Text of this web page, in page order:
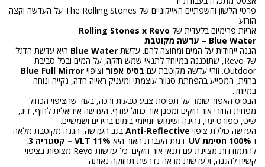
פרטי הלשון והשפתיים האייקוניים של The Rolling Stones על העדשה וקצה
הזרוע
אריזת פרימיום בלעדית של Rolling Stones x Revo
Blue Water – עדשה מקוטבת
הגנה ייחודית על המים ומחוצה להם. עדשת Blue Water היא עדשת הדגל
של Revo, שתוכננה במיוחד לתנאי שמש חזקה, על המים ובכל סביבת
Outdoor. זוהי עדשה מקוטבת עם
בסיס אפור וציפוי Blue Full Mirror
בחזית, המסייע בהפחתת סנוור עוצמתי ומעניק ראייה חדה, נקייה ונוחה
במיוחד.
הבסיס האפור שומר על תפיסת צבע טבעית ורכה, בעוד שהציפוי הכחול
מפחית החזרי אור חזקים ומסנן אור כחול עודף. העדשה אידיאלית לחוף, דיג,
שיט, ספורט ימי, נהיגה ושימוש יומיומי בימים בהירים ושמשיים.
העדשה כוללת ציפוי Anti-Reflective בגב העדשה, הגנה מקוטבת מלאה
ו־100% חסימת UV . רמת העברת האור היא 11% VLT – קטגוריה 3
,
להתמודדות מצוינת עם תנאי אור חזקים. כל עדשות Revo מצופות בציפוי
קשיח להגנה, ולעדשות מראה נדרשת תחזוקה נאותה.